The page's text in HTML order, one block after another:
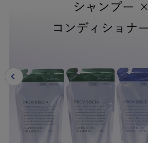
定期購入